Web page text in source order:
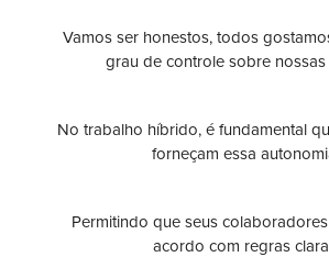
Vamos ser honestos, todos
grau de controle sobre nossas
No trabalho híbrido, é fundamental
forneçam essa
Permitindo que seus
acordo com regras